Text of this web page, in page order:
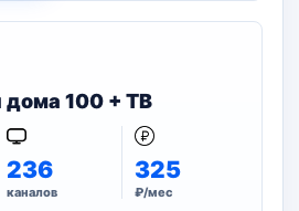
100 + ТВ
236
каналов
325
₽/мес